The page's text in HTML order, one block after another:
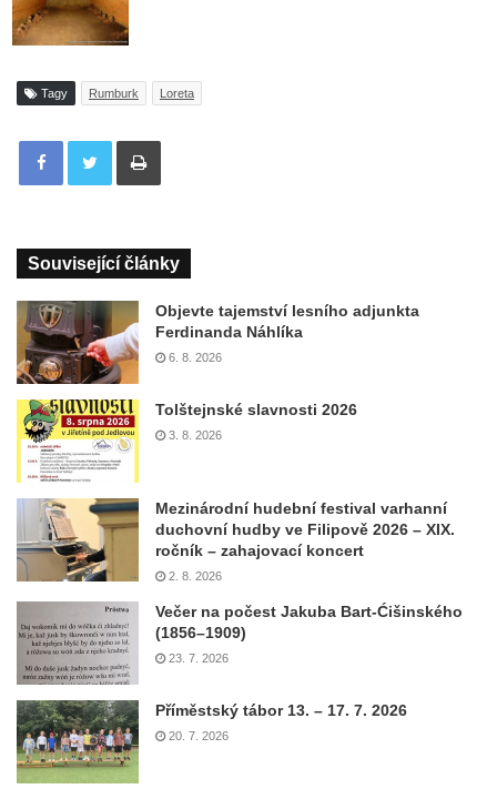
Tagy Rumburk Loreta
Tisknout
Související články
Objevte tajemství lesního adjunkta
Ferdinanda Náhlíka
6. 8. 2026
Tolštejnské slavnosti 2026
3. 8. 2026
Mezinárodní hudební festival varhanní
duchovní hudby ve Filipově 2026 – XIX.
ročník – zahajovací koncert
2. 8. 2026
Večer na počest Jakuba Bart-Ćišinského
(1856–1909)
23. 7. 2026
Příměstský tábor 13. – 17. 7. 2026
20. 7. 2026